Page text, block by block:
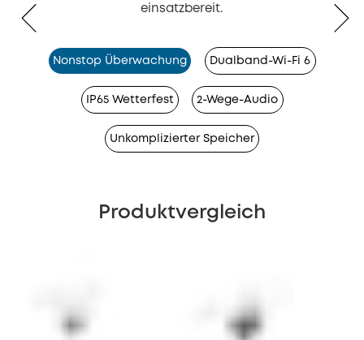
einsatzbereit.
Nonstop Überwachung Dualband-Wi-Fi 6
IP65 Wetterfest 2-Wege-Audio
Unkomplizierter Speicher
Produktvergleich